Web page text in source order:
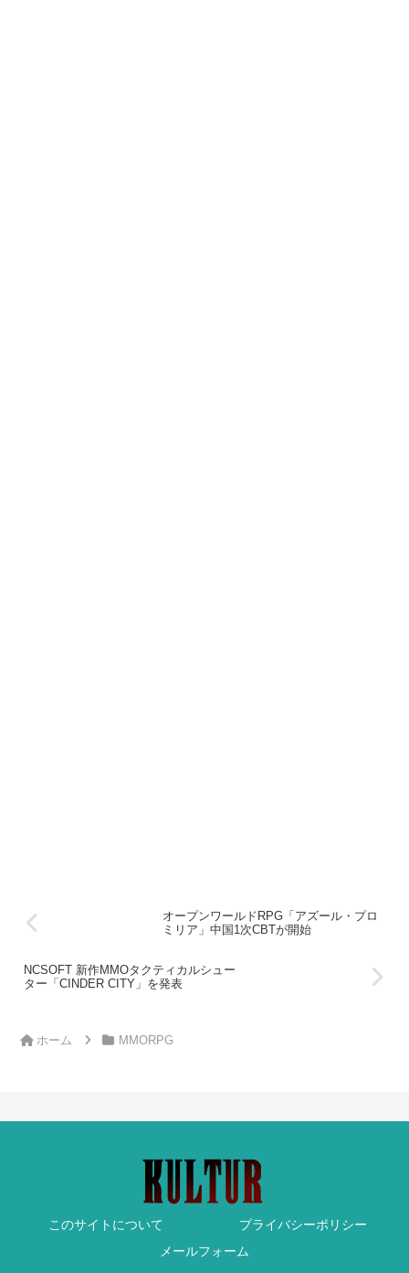
オープンワールドRPG「アズール・プロ
ミリア」中国1次CBTが開始
NCSOFT 新作MMOタクティカルシュー
ター「CINDER CITY」を発表
ホーム MMORPG
このサイトについて
プライバシーポリシー
メールフォーム